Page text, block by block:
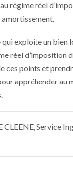
régime réel
amortissement.
exploite un bien
réel d’imposition
ces points et
appréhender au
CLEENE, Service